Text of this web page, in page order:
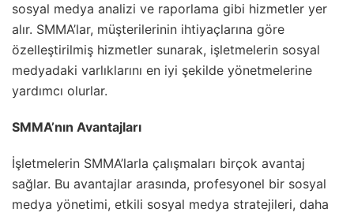
sosyal medya analizi ve raporlama gibi hizmetler yer
alır. SMMA’lar, müşterilerinin ihtiyaçlarına göre
özelleştirilmiş hizmetler sunarak, işletmelerin sosyal
medyadaki varlıklarını en iyi şekilde yönetmelerine
yardımcı olurlar.
SMMA’nın Avantajları
İşletmelerin SMMA’larla çalışmaları birçok avantaj
sağlar. Bu avantajlar arasında, profesyonel bir sosyal
medya yönetimi, etkili sosyal medya stratejileri, daha